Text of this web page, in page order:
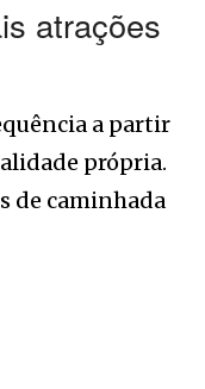
atrações
a partir
própria.
de caminhada